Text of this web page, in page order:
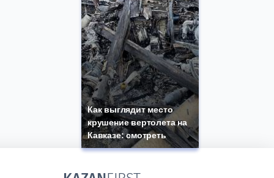
Как выглядит место
крушение вертолета на
Кавказе: смотреть